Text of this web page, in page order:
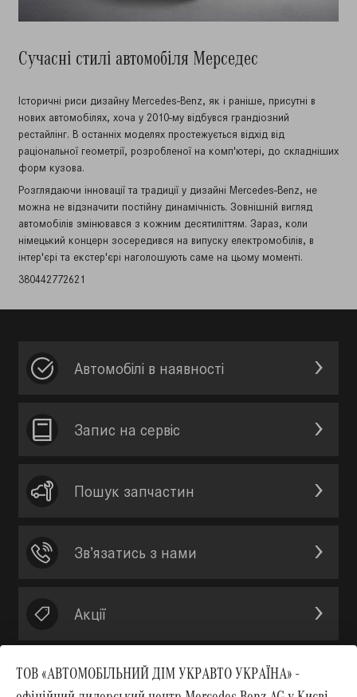
Сучасні стилі автомобіля Мерседес
Історичні риси дизайну Mercedes-Benz, як і раніше, присутні в
нових автомобілях, хоча у 2010-му відбувся грандіозний
рестайлінг. В останніх моделях простежується відхід від
раціональної геометрії, розробленої на комп'ютері, до складніших
форм кузова.
Розглядаючи інновації та традиції у дизайні Mercedes-Benz, не
можна не відзначити постійну динамічність. Зовнішній вигляд
автомобілів змінювався з кожним десятиліттям. Зараз, коли
німецький концерн зосередився на випуску електромобілів, в
інтер'єрі та екстер'єрі наголошують саме на цьому моменті.
380442772621
ТОВ «АВТОМОБІЛЬНИЙ ДІМ УКРАВТО УКРАЇНА» -
Автомобілі в наявності
Запис на сервic
Пошук запчастин
Зв’язатись з нами
Акції